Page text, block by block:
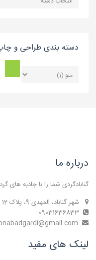
بندی
دسته بندی طراحی و
درباره ما
گنابادگردی شما را با جاذبه های
شهر گناباد، المهدی 9، پلاک 12
لینک های مفید